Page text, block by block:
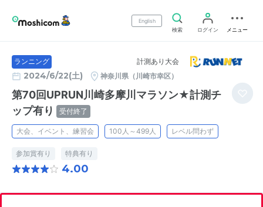
English
検索
ログイン メニュー
ランニング 計測あり大会
2024/6/22(土) 神奈川県（川崎市幸区）
第70回UPRUN川崎多摩川マラソン★計測チ
ップ有り
受付終了
大会、イベント、練習会 100人～499人 レベル問わず
参加賞有り 特典有り
4.00